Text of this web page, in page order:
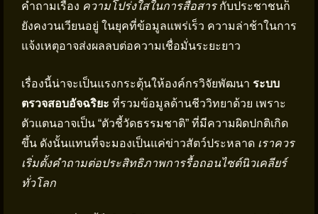
คำถามเรื่อง ความโปร่งใสในการสื่อสารกับประชาชนก็
ยังคงวนเวียนอยู่ ในยุคที่ข้อมูลแพร่เร็ว ความล่าช้าในการ
แจ้งเหตุอาจส่งผลลบต่อความเชื่อมั่นระยะยาว
เรื่องนี้น่าจะเป็นแรงกระตุ้นให้องค์กรวิจัยพัฒนา ระบบ
ตรวจสอบอัจฉริยะ ที่รวมข้อมูลด้านชีววิทยาด้วย เพราะ
ตัวแตนอาจเป็น “ตัวชี้วัดธรรมชาติ” ที่มีความผิดปกติเกิด
ขึ้น ดังนั้นแทนที่จะมองเป็นแค่ข่าวสัตว์ประหลาด เราควร
เริ่มตั้งคำถามต่อประสิทธิภาพการรื้อถอนไซต์นิวเคลียร์
ทั่วโลก